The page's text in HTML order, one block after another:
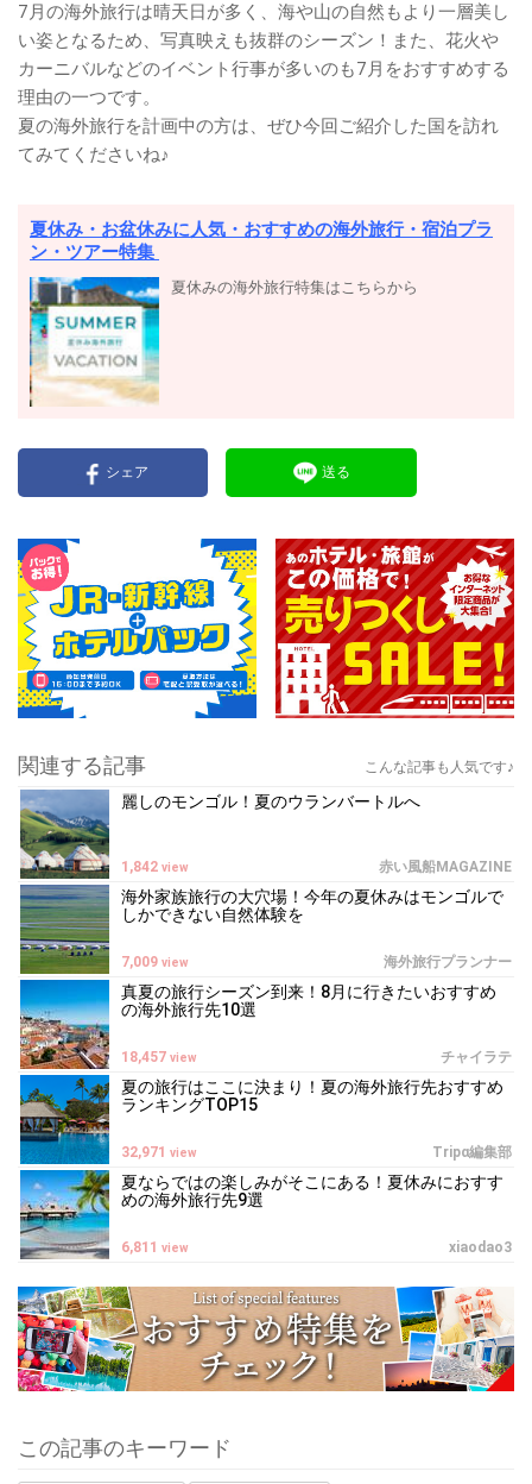
7月の海外旅行は晴天日が多く、海や山の自然もより一層美し
い姿となるため、写真映えも抜群のシーズン！また、花火や
カーニバルなどのイベント行事が多いのも7月をおすすめする
理由の一つです。
夏の海外旅行を計画中の方は、ぜひ今回ご紹介した国を訪れ
てみてくださいね♪
夏休み・お盆休みに人気・おすすめの海外旅行・宿泊プラ
ン・ツアー特集
夏休みの海外旅行特集はこちらから
シェア 送る
関連する記事 こんな記事も人気です♪
麗しのモンゴル！夏のウランバートルへ
赤い風船MAGAZINE
1,842 view
海外家族旅行の大穴場！今年の夏休みはモンゴルで
しかできない自然体験を
海外旅行プランナー
7,009 view
真夏の旅行シーズン到来！8月に行きたいおすすめ
の海外旅行先10選
チャイラテ
18,457 view
夏の旅行はここに決まり！夏の海外旅行先おすすめ
ランキングTOP15
Tripα編集部
32,971 view
夏ならではの楽しみがそこにある！夏休みにおすす
めの海外旅行先9選
xiaodao3
6,811 view
この記事のキーワード